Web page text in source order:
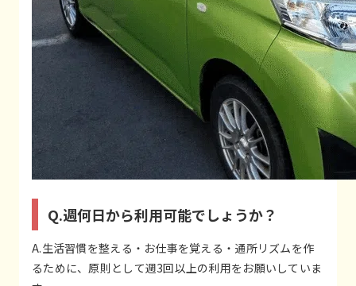
Q.週何日から利用可能でしょうか？
A.生活習慣を整える・お仕事を覚える・通所リズムを作
るために、原則として週3回以上の利用をお願いしていま